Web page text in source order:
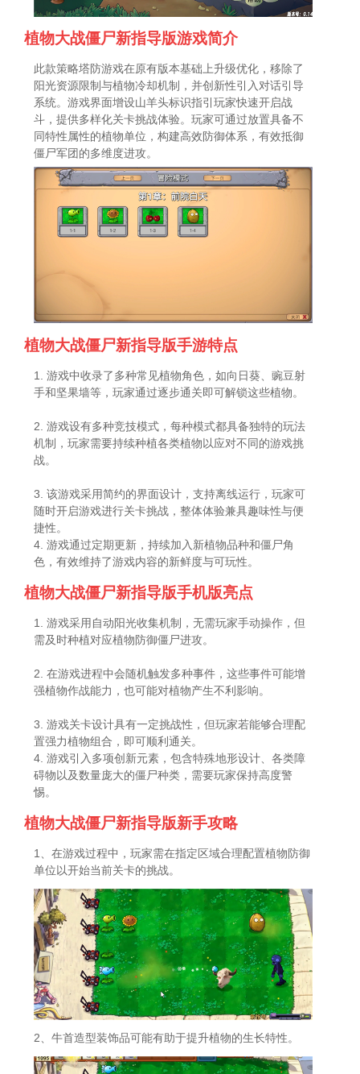
植物大战僵尸新指导版游戏简介
此款策略塔防游戏在原有版本基础上升级优化，移除了
阳光资源限制与植物冷却机制，并创新性引入对话引导
系统。游戏界面增设山羊头标识指引玩家快速开启战
斗，提供多样化关卡挑战体验。玩家可通过放置具备不
同特性属性的植物单位，构建高效防御体系，有效抵御
僵尸军团的多维度进攻。
植物大战僵尸新指导版手游特点
1. 游戏中收录了多种常见植物角色，如向日葵、豌豆射
手和坚果墙等，玩家通过逐步通关即可解锁这些植物。
2. 游戏设有多种竞技模式，每种模式都具备独特的玩法
机制，玩家需要持续种植各类植物以应对不同的游戏挑
战。
3. 该游戏采用简约的界面设计，支持离线运行，玩家可
随时开启游戏进行关卡挑战，整体体验兼具趣味性与便
捷性。
4. 游戏通过定期更新，持续加入新植物品种和僵尸角
色，有效维持了游戏内容的新鲜度与可玩性。
植物大战僵尸新指导版手机版亮点
1. 游戏采用自动阳光收集机制，无需玩家手动操作，但
需及时种植对应植物防御僵尸进攻。
2. 在游戏进程中会随机触发多种事件，这些事件可能增
强植物作战能力，也可能对植物产生不利影响。
3. 游戏关卡设计具有一定挑战性，但玩家若能够合理配
置强力植物组合，即可顺利通关。
4. 游戏引入多项创新元素，包含特殊地形设计、各类障
碍物以及数量庞大的僵尸种类，需要玩家保持高度警
惕。
植物大战僵尸新指导版新手攻略
1、在游戏过程中，玩家需在指定区域合理配置植物防御
单位以开始当前关卡的挑战。
2、牛首造型装饰品可能有助于提升植物的生长特性。